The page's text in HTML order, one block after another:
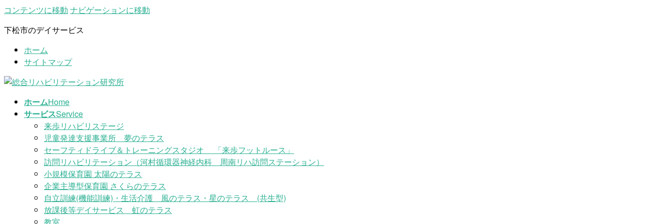
コンテンツに移動 ナビゲーションに移動
下松市のデイサービス
ホーム
サイトマップ
ホームHome
サービスService
来歩リハビリステージ
児童発達支援事業所 夢のテラス
セーフティドライブ＆トレーニングスタジオ 「来歩フットルース」
訪問リハビリテーション（河村循環器神経内科 周南リハ訪問ステーション）
小規模保育園 太陽のテラス
企業主導型保育園 さくらのテラス
自立訓練(機能訓練)・生活介護 風のテラス・星のテラス (共生型)
放課後等デイサービス 虹のテラス